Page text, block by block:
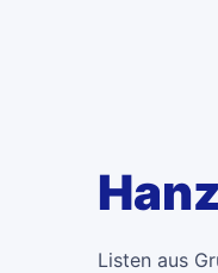
Listen aus